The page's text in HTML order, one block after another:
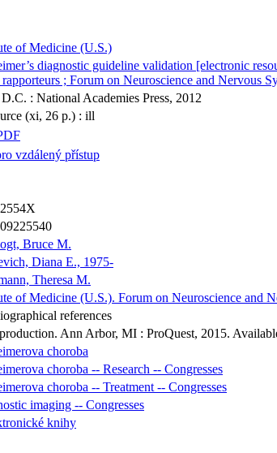
of Medicine (U.S.)
diagnostic guideline validation [electronic
; Forum on Neuroscience and Nervous
: National Academies Press, 2012
(xi, 26 p.) : ill
vzdálený přístup
Bruce M.
Diana E., 1975-
Theresa M.
of Medicine (U.S.). Forum on Neuroscience and
references
Ann Arbor, MI : ProQuest, 2015.
choroba
choroba -- Research -- Congresses
choroba -- Treatment -- Congresses
imaging -- Congresses
knihy